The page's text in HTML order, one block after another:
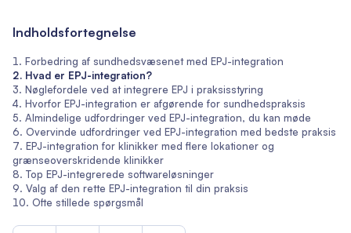
Indholdsfortegnelse
Forbedring af sundhedsvæsenet med EPJ-integration
Hvad er EPJ-integration?
Nøglefordele ved at integrere EPJ i praksisstyring
Hvorfor EPJ-integration er afgørende for sundhedspraksis
Almindelige udfordringer ved EPJ-integration, du kan møde
Overvinde udfordringer ved EPJ-integration med bedste praksis
EPJ-integration for klinikker med flere lokationer og
grænseoverskridende klinikker
Top EPJ-integrerede softwareløsninger
Valg af den rette EPJ-integration til din praksis
Ofte stillede spørgsmål